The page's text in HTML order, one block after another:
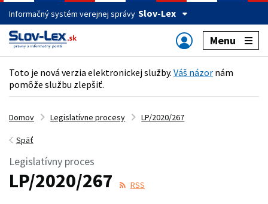
Informačný systém verejnej správy Slov-Lex
Menu
Toto je nová verzia elektronickej služby. Váš názor nám
pomôže službu zlepšiť.